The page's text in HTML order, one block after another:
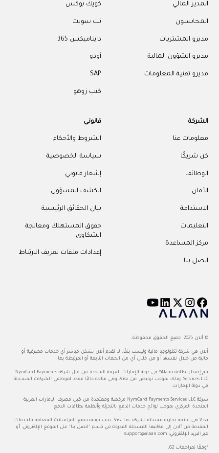
المدير المالي
المحاسبون
مديرو المشتريات
مديرو الشؤون المالية
مديرو تقنية المعلومات
كويك بوكس
نت سويت
دايناميكس 365
أودو
SAP
كتب زوهو
الشركة
معلومات عنا
كن شريكًا
الوظائف
الأمان
الاستدامة
التعليمات
مركز المساعدة
اتصل بنا
قانوني
الشروط والأحكام
سياسة الخصوصية
إشعار قانوني
الكشف المسؤول
بيان الحقائق الرئيسية
حقوق المستهلك ومعالجة
الشكاوى
إعدادات ملفات تعريف الارتباط
© ألان 2025. جميع الحقوق محفوظة.
ألان هي شركة تكنولوجيا مالية وليست بنكًا. لا تقدم ألان بشكل مباشر أي خدمات مصرفية أو
مالية من خلال نفسها أو من خلال أي من الجهات التابعة أو المرتبطة بها.
يتم إصدار بطاقة Alaan® في دولة الإمارات العربية المتحدة من قبل شركة NymCard Payments
Services LLC، وذلك بموجب ترخيص من Visa، وهي متاحة حاليًا فقط لموظفي الشركات المسجلة
في دولة الإمارات.
شركة NymCard Payments Services LLC مرخصة ومعتمدة من قبل مصرف الإمارات العربية
المتحدة المركزي بموجب لوائح خدمات الدفع بالتجزئة وأنظمة بطاقات الدفع.
Visa هي علامة تجارية مسجلة لشركة Visa Inc. يجب توجيه جميع المراسلات المتعلقة بالخدمات
المقدمة من ألان إلى مكاتبها المسجلة المدرجة في قسم "اتصل بنا" على الموقع الإلكتروني، أو
عبر البريد الإلكتروني: support@alaan.com
*وفقًا لمراجعات G2.